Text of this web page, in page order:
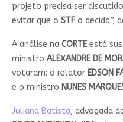
projeto precisa ser
evitar que o STFo decida”,
A análise na CORTEestá
ministro ALEXANDRE DE
votaram: o relator EDSON
e o ministro NUNES
Juliana Batista, advogada